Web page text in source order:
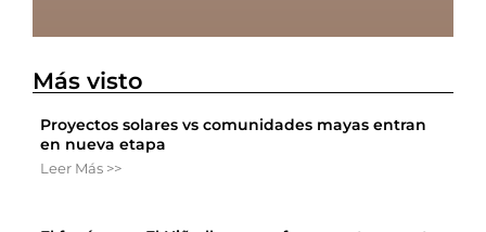
Más visto
Proyectos solares vs comunidades mayas entran
en nueva etapa
Leer Más >>